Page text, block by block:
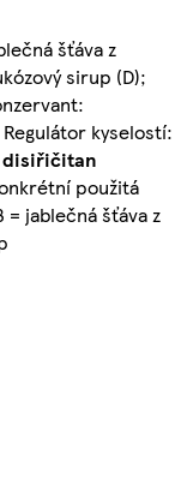
šťáva z
sirup (D);
kyselostí:
disiřičitan
použitá
jablečná šťáva z